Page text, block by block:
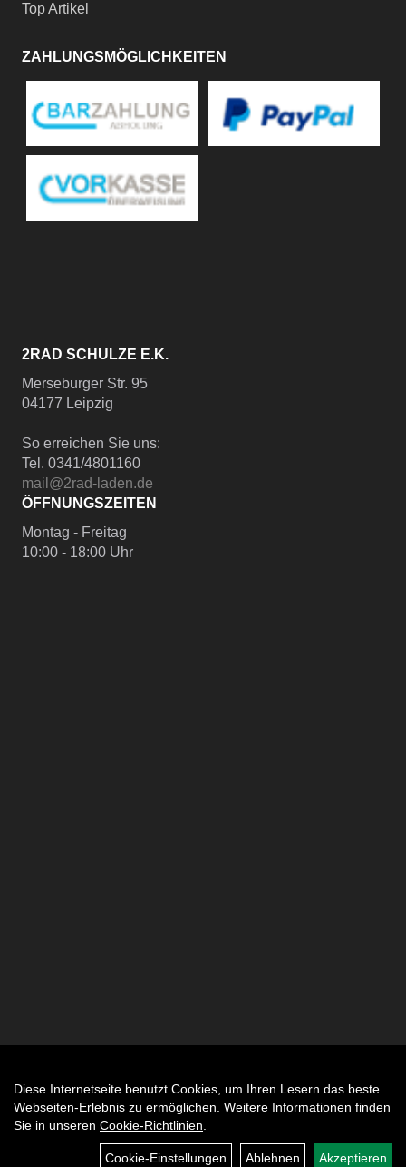
Top Artikel
ZAHLUNGSMÖGLICHKEITEN
2RAD SCHULZE E.K.
Merseburger Str. 95
04177 Leipzig
So erreichen Sie uns:
Tel. 0341/4801160
mail@2rad-laden.de
ÖFFNUNGSZEITEN
Montag - Freitag
10:00 - 18:00 Uhr
Diese Internetseite benutzt Cookies, um Ihren Lesern das beste
Webseiten-Erlebnis zu ermöglichen. Weitere Informationen finden
Sie in unseren Cookie-Richtlinien
Cookie-Einstellungen Ablehnen Akzeptieren
Auftrag widerrufen